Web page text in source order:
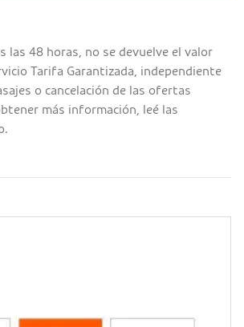
las 48 horas, no se devuelve el valor
Tarifa Garantizada, independiente
o cancelación de las ofertas
más información,
leé las